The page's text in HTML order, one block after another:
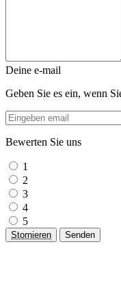
Deine e-mail
Geben Sie es ein, wenn
Bewerten Sie uns
1
2
3
4
5
Stornieren Senden